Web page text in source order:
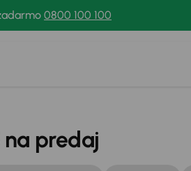
0800 100 100
na predaj